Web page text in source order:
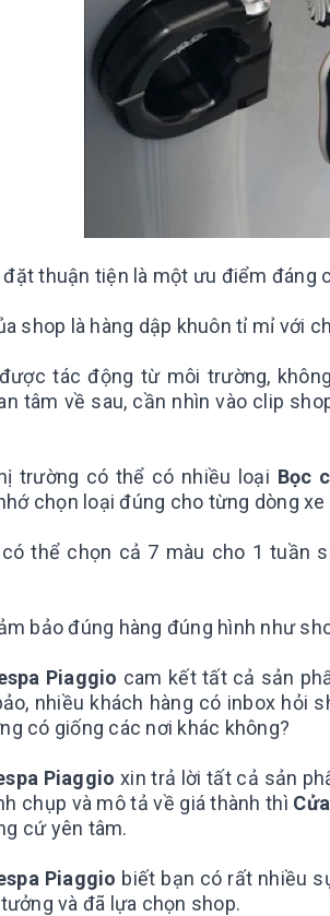
đặt thuận tiện là một ưu điểm đáng
shop là hàng dập khuôn tỉ mỉ với
tác động từ môi trường,
tâm về sau, cần nhìn vào clip
trường có thể có nhiều loại Bọc
chọn loại đúng cho từng dòng
có thể chọn cả 7 màu cho 1 tuần
bảo đúng hàng đúng hình như
Piaggio cam kết tất cả sản
nhiều khách hàng có inbox hỏi
có giống các nơi khác không?
Piaggioxin trả lời tất cả sản
chụp và mô tả về giá thành thì
cứ yên tâm.
Piaggio biết bạn có rất nhiều
và đã lựa chọn shop.